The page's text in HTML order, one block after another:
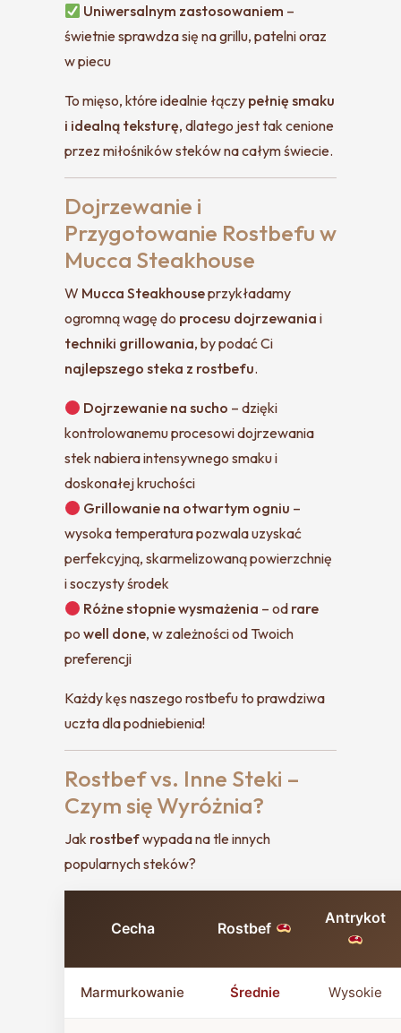
Uniwersalnym zastosowaniem –
świetnie sprawdza się na grillu, patelni oraz
w piecu
To mięso, które idealnie łączy pełnię smaku
i idealną teksturę, dlatego jest tak cenione
przez miłośników steków na całym świecie.
Dojrzewanie i
Przygotowanie Rostbefu w
Mucca Steakhouse
W Mucca Steakhouseprzykładamy
ogromną wagę do procesu dojrzewania i
techniki grillowania, by podać Ci
najlepszego steka z rostbefu.
Dojrzewanie na sucho – dzięki
kontrolowanemu procesowi dojrzewania
stek nabiera intensywnego smaku i
doskonałej kruchości
Grillowanie na otwartym ogniu –
wysoka temperatura pozwala uzyskać
perfekcyjną, skarmelizowaną powierzchnię
i soczysty środek
Różne stopnie wysmażenia – od rare
po well done, w zależności od Twoich
preferencji
Każdy kęs naszego rostbefu to prawdziwa
uczta dla podniebienia!
Rostbef vs. Inne Steki –
Czym się Wyróżnia?
Jak rostbefwypada na tle innych
popularnych steków?
Cecha Rostbef
Antrykot
Marmurkowanie Średnie Wysokie